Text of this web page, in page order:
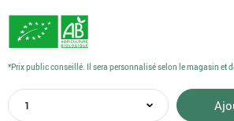
quantité
de
*Prix public conseillé. Il sera personnalisé selon le magasin et